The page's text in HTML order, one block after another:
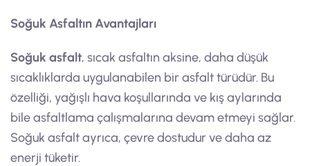
Soğuk Asfaltın Avantajları
Soğuk asfalt, sıcak asfaltın aksine, daha düşük
sıcaklıklarda uygulanabilen bir asfalt türüdür. Bu
özelliği, yağışlı hava koşullarında ve kış aylarında
bile asfaltlama çalışmalarına devam etmeyi sağlar.
Soğuk asfalt ayrıca, çevre dostudur ve daha az
enerji tüketir.